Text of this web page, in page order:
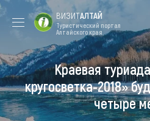
Форум VISIT
ALTAI
Цветение
маральника
Туры
ВИЗИТАЛТАЙ
Туристический портал
Алтайского края
Краевая
кругосветка-2018»
четыре